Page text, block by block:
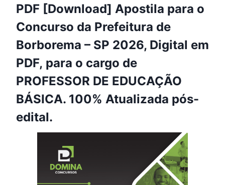
PDF [Download] Apostila para o
Concurso da Prefeitura de
Borborema – SP 2026, Digital em
PDF, para o cargo de
PROFESSOR DE EDUCAÇÃO
BÁSICA. 100% Atualizada pós-
edital.